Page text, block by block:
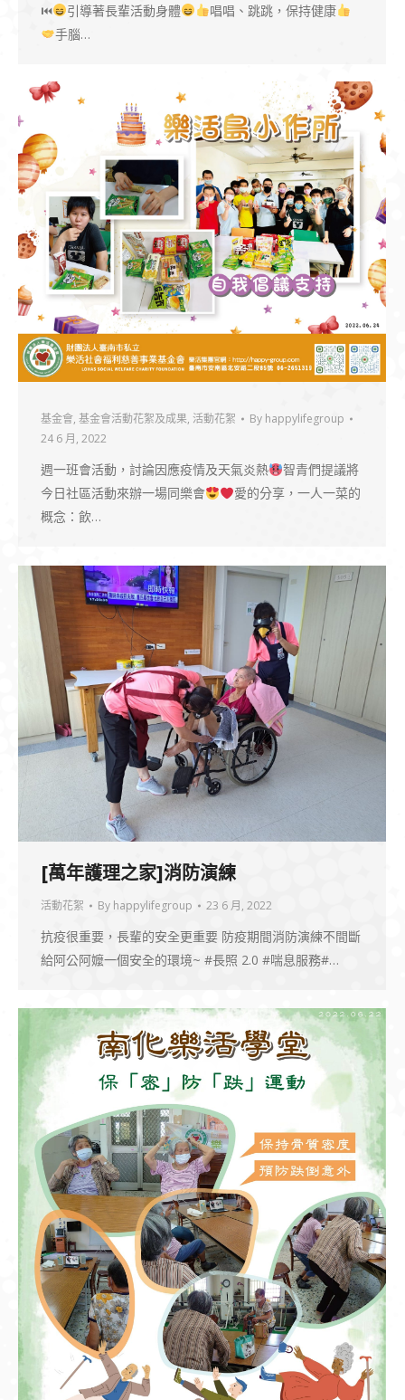
⏮
引導著長輩活動身體
唱唱、跳跳，保持健康
手腦…
基金會, 基金會活動花絮及成果, 活動花絮 By happylifegroup
24 6 月, 2022
週一班會活動，討論因應疫情及天氣炎熱
智青們提議將
今日社區活動來辦一場同樂會
愛的分享，一人一菜的
概念：飲…
[萬年護理之家]消防演練
活動花絮 By happylifegroup 23 6 月, 2022
抗疫很重要，長輩的安全更重要 防疫期間消防演練不間斷
給阿公阿嬤一個安全的環境~ #長照 2.0 #喘息服務#…